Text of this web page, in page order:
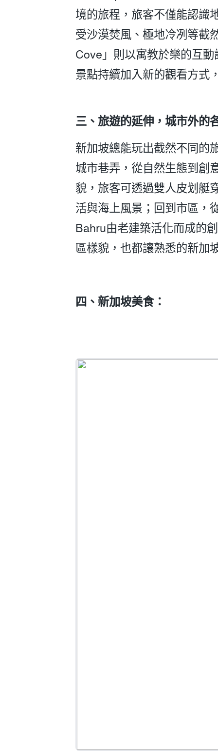
境的旅程，旅客不僅能認識
受沙漠焚風、極地冷冽等截
Cove」則以寓教於樂的互
景點持續加入新的觀看方式
三、旅遊的延伸，城市外的
新加坡總能玩出截然不同的
城市巷弄，從自然生態到創
貌，旅客可透過雙人皮划艇
活與海上風景；回到市區，
Bahru由老建築活化而成的
區樣貌，也都讓熟悉的新加
四、新加坡美食：